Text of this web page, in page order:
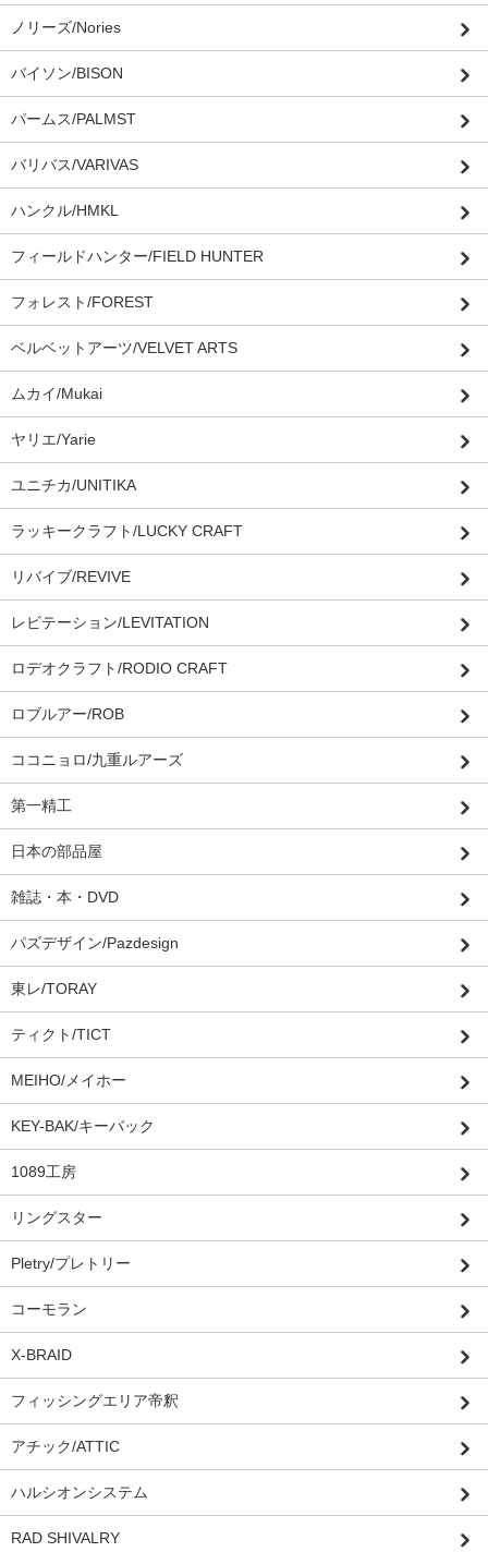
ノリーズ/Nories
バイソン/BISON
パームス/PALMST
バリバス/VARIVAS
ハンクル/HMKL
フィールドハンター/FIELD HUNTER
フォレスト/FOREST
ベルベットアーツ/VELVET ARTS
ムカイ/Mukai
ヤリエ/Yarie
ユニチカ/UNITIKA
ラッキークラフト/LUCKY CRAFT
リバイブ/REVIVE
レビテーション/LEVITATION
ロデオクラフト/RODIO CRAFT
ロブルアー/ROB
ココニョロ/九重ルアーズ
第一精工
日本の部品屋
雑誌・本・DVD
パズデザイン/Pazdesign
東レ/TORAY
ティクト/TICT
MEIHO/メイホー
KEY-BAK/キーバック
1089工房
リングスター
Pletry/プレトリー
コーモラン
X-BRAID
フィッシングエリア帝釈
アチック/ATTIC
ハルシオンシステム
RAD SHIVALRY